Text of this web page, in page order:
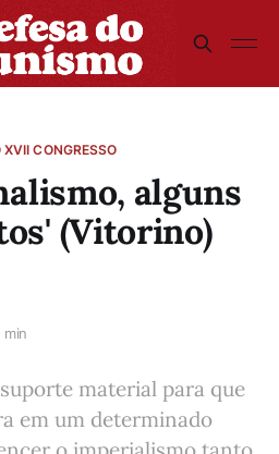
CONGRESSO
alguns
(Vitorino)
min
material para que
em um determinado